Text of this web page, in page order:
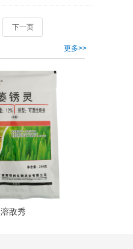
更多>>
下一页
溶敌秀